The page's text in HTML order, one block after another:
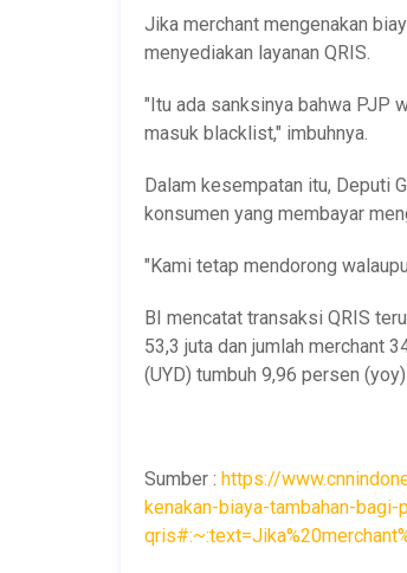
Jika merchant mengenakan
menyediakan layanan QRIS.
"Itu ada sanksinya bahwa PJP
masuk blacklist," imbuhnya.
Dalam kesempatan itu, Deputi
konsumen yang membayar
"Kami tetap mendorong
BI mencatat transaksi QRIS
53,3 juta dan jumlah merchant
(UYD) tumbuh 9,96 persen
Sumber : https://
kenakan-biaya-tambahan-bagi-